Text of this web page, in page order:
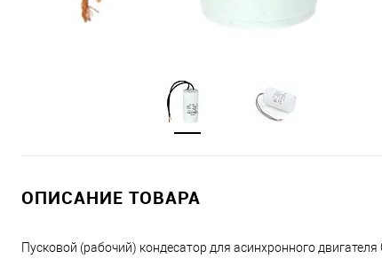
ОПИСАНИЕ ТОВАРА
Пусковой (рабочий) кондесатор для асинхронного